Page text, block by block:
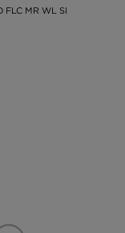
MR WL SI